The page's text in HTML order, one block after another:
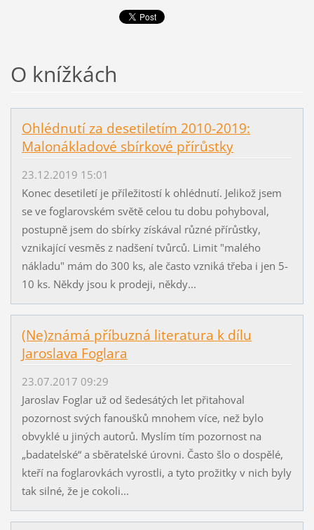
O knížkách
Ohlédnutí za desetiletím 2010-2019:
Malonákladové sbírkové přírůstky
23.12.2019 15:01
Konec desetiletí je příležitostí k ohlédnutí. Jelikož jsem
se ve foglarovském světě celou tu dobu pohyboval,
postupně jsem do sbírky získával různé přírůstky,
vznikající vesměs z nadšení tvůrců. Limit "malého
nákladu" mám do 300 ks, ale často vzniká třeba i jen 5-
10 ks. Někdy jsou k prodeji, někdy...
(Ne)známá příbuzná literatura k dílu
Jaroslava Foglara
23.07.2017 09:29
Jaroslav Foglar už od šedesátých let přitahoval
pozornost svých fanoušků mnohem více, než bylo
obvyklé u jiných autorů. Myslím tím pozornost na
„badatelské“ a sběratelské úrovni. Často šlo o dospělé,
kteří na foglarovkách vyrostli, a tyto prožitky v nich byly
tak silné, že je cokoli...